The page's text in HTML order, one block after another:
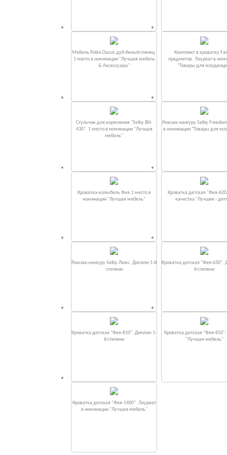
Мебель Polini Classic дуб-белый глянец.
1 место в номинации "Лучшая мебель
& Аксессуары"
Комплект в кроватку
предметов. Лауреат в
“Товары для
Стульчик для кормления "Selby BH-
430". 1 место в номинации "Лучшая
мебель"
Рюкзак-кенгуру Selby
в номинации “Товары для
Кроватка-колыбель Фея.1 место в
номинации "Лучшая мебель"
Кроватка детская "Фея-
качества "Лучшее -
Рюкзак-кенгуру Selby Люкс. Диплом 1-й
степени
Кроватка детская "Фея-630".
й степени
Кроватка детская "Фея-810". Диплом 1-
й степени
Кроватка детская "Фея-
"Лучшая мебель"
Кроватка детская "Фея-1400". Лауреат
в номинации "Лучшая мебель"